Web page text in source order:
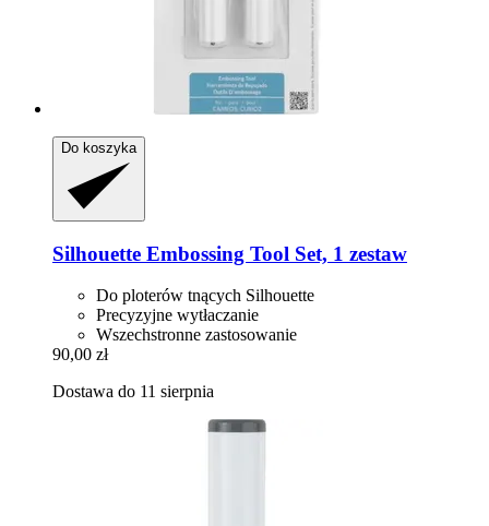
Do koszyka
Silhouette Embossing Tool Set, 1 zestaw
Do ploterów tnących Silhouette
Precyzyjne wytłaczanie
Wszechstronne zastosowanie
90,00 zł
Dostawa do 11 sierpnia